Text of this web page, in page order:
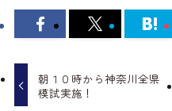
朝１０時から神奈川全県
模試実施！